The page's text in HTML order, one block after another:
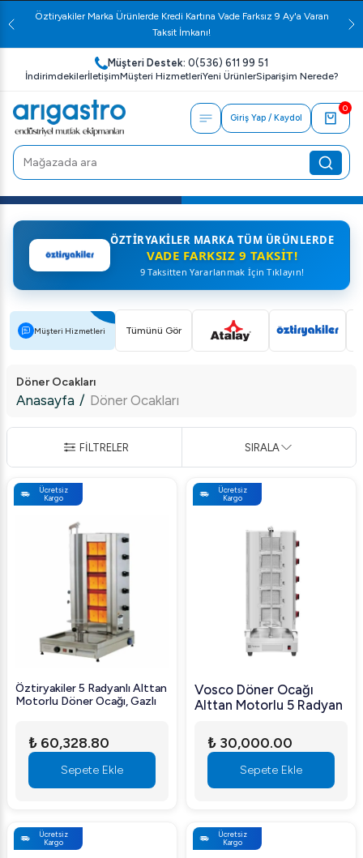
Öztiryakiler Marka Ürünlerde Kredi Kartına Vade Farksız 9 Ay'a Varan
Taksit İmkanı!
Müşteri Destek: 0(536) 611 99 51
İndirimdekilerİletişimMüşteri HizmetleriYeni ÜrünlerSiparişim Nerede?
Giriş Yap / Kaydol
0
ÖZTIRYAKILER MARKA TÜM ÜRÜNLERDE
VADE FARKSIZ 9 TAKSIT!
9 Taksitten Yararlanmak İçin Tıklayın!
Müşteri Hizmetleri Tümünü Gör
Döner Ocakları
Anasayfa / Döner Ocakları
FİLTRELER SIRALA
Ücretsiz
Kargo
Öztiryakiler 5 Radyanlı Alttan
Motorlu Döner Ocağı, Gazlı
₺ 60,328.80
Sepete Ekle
Ücretsiz
Kargo
Vosco Döner Ocağı
Alttan Motorlu 5 Radyan
₺ 30,000.00
Sepete Ekle
Ücretsiz
Kargo
Ücretsiz
Kargo